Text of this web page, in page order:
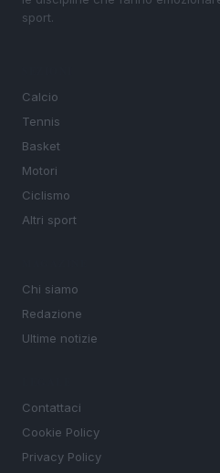
sport.
Calcio
Tennis
Basket
Motori
Ciclismo
Altri sport
Chi siamo
Redazione
Ultime notizie
Contattaci
Cookie Policy
Privacy Policy